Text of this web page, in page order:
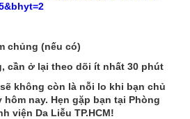
chủng (nếu có)
cần ở lại theo dõi ít nhất 30 phút
không còn là nỗi lo khi bạn chủ
nay. Hẹn gặp bạn tại Phòng
viện Da Liễu TP.HCM!